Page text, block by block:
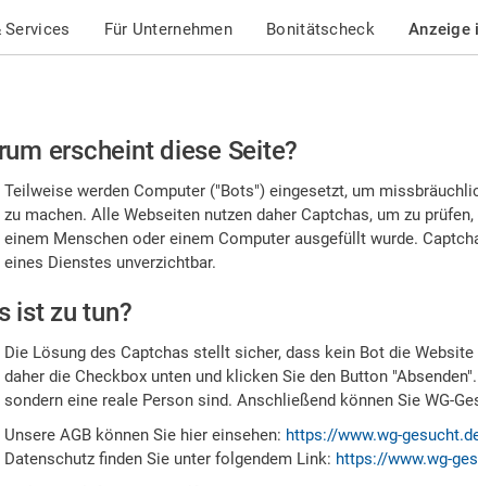
Services Für Unternehmen Bonitätscheck Anzeige
erscheint diese Seite?
Teilweise werden Computer ("Bots") eingesetzt, um
zu machen. Alle Webseiten nutzen daher Captchas, um zu
einem Menschen oder einem Computer ausgefüllt wurde.
eines Dienstes unverzichtbar.
ist zu tun?
Die Lösung des Captchas stellt sicher, dass kein Bot die
daher die Checkbox unten und klicken Sie den Button
sondern eine reale Person sind. Anschließend können Sie WG-
Unsere AGB können Sie hier einsehen: https://www.wg-
Datenschutz finden Sie unter folgendem Link: https://www.wg-